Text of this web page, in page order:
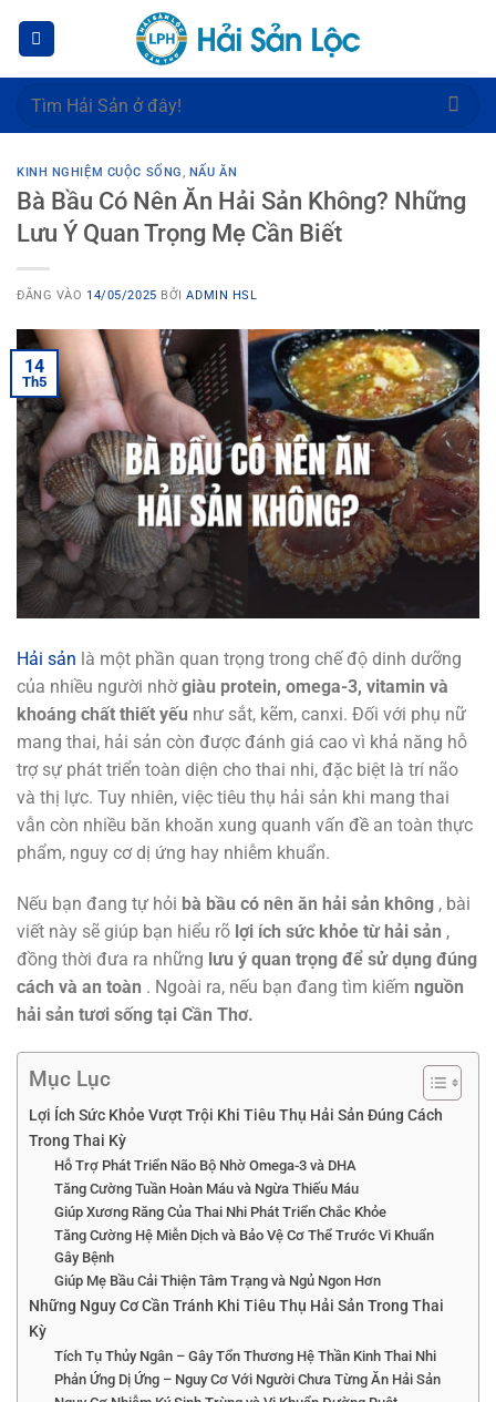
dung
Tìm
KINH NGHIỆM CUỘC SỐNG, NẤU ĂN
Bà Bầu Có Nên Ăn Hải Sản Không? Những
Lưu Ý Quan Trọng Mẹ Cần Biết
ĐĂNG VÀO 14/05/2025 BỞIADMIN HSL
14
Th5
Hải sản là một phần quan trọng trong chế độ dinh dưỡng
của nhiều người nhờgiàu protein, omega-3, vitamin và
khoáng chất thiết yếu như sắt, kẽm, canxi. Đối với phụ nữ
mang thai, hải sản còn được đánh giá cao vì khả năng hỗ
trợ sự phát triển toàn diện cho thai nhi, đặc biệt là trí não
và thị lực. Tuy nhiên, việc tiêu thụ hải sản khi mang thai
vẫn còn nhiều băn khoăn xung quanh vấn đề an toàn thực
phẩm, nguy cơ dị ứng hay nhiễm khuẩn.
Nếu bạn đang tự hỏi bà bầu có nên ăn hải sản không , bài
viết này sẽ giúp bạn hiểu rõ lợi ích sức khỏe từ hải sản ,
đồng thời đưa ra những lưu ý quan trọng để sử dụng đúng
cách và an toàn . Ngoài ra, nếu bạn đang tìm kiếm nguồn
hải sản tươi sống tại Cần Thơ.
Mục Lục
Lợi Ích Sức Khỏe Vượt Trội Khi Tiêu Thụ Hải Sản Đúng Cách
Trong Thai Kỳ
Hỗ Trợ Phát Triển Não Bộ Nhờ Omega-3 và DHA
Tăng Cường Tuần Hoàn Máu và Ngừa Thiếu Máu
Giúp Xương Răng Của Thai Nhi Phát Triển Chắc Khỏe
Tăng Cường Hệ Miễn Dịch và Bảo Vệ Cơ Thể Trước Vi Khuẩn
Gây Bệnh
Giúp Mẹ Bầu Cải Thiện Tâm Trạng và Ngủ Ngon Hơn
Những Nguy Cơ Cần Tránh Khi Tiêu Thụ Hải Sản Trong Thai
Kỳ
Tích Tụ Thủy Ngân – Gây Tổn Thương Hệ Thần Kinh Thai Nhi
Phản Ứng Dị Ứng – Nguy Cơ Với Người Chưa Từng Ăn Hải Sản